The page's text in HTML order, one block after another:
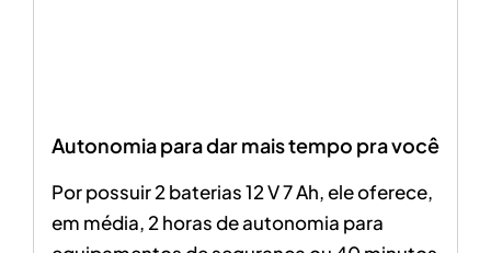
Autonomia para dar mais tempo pra você
Por possuir 2 baterias 12 V 7 Ah, ele oferece,
em média, 2 horas de autonomia para